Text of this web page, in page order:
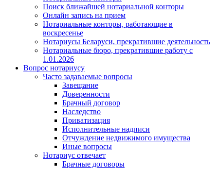
Поиск ближайшей нотариальной конторы
Онлайн запись на прием
Нотариальные конторы, работающие в
воскресенье
Нотариусы Беларуси, прекратившие деятельность
Нотариальные бюро, прекратившие работу с
1.01.2026
Вопрос нотариусу
Часто задаваемые вопросы
Завещание
Доверенности
Брачный договор
Наследство
Приватизация
Исполнительные надписи
Отчуждение недвижимого имущества
Иные вопросы
Нотариус отвечает
Брачные договоры